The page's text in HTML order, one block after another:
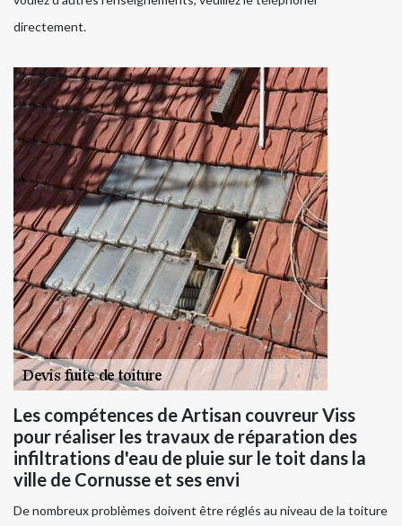
directement.
Les compétences de Artisan couvreur Viss
pour réaliser les travaux de réparation des
infiltrations d'eau de pluie sur le toit dans la
ville de Cornusse et ses envi
De nombreux problèmes doivent être réglés au niveau de la toiture